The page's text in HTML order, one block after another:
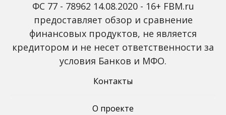
Зарплаты вырастут,
банки включат защиту
от мошенников: какие
новые законы ждут
россиян с октября
Россиян предупредили
мошенников на фоне
снижения ключевой
ставки
ФС 77 - 78962 14.08.2020 - 16+ FBM.ru
предоставляет обзор и сравнение
финансовых продуктов, не является
кредитором и не несет ответственности за
условия Банков и МФО.
Контакты
О проекте